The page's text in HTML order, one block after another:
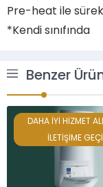
Pre-heat ile
*Kendi sınıfında
Benzer
DAHA İYİ HİZMET
İLETİŞİME